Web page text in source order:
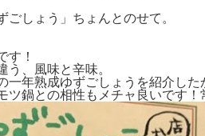
しょう」ちょんとのせて。
す！
う、風味と辛味。
一年熟成ゆずごしょうを紹介した
ツ鍋との相性もメチャ良いです！